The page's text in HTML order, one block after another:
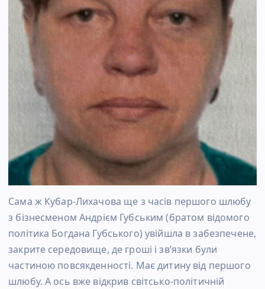
Сама ж Кубар-Лихачова ще з часів першого шлюбу
з бізнесменом Андрієм Губським (братом відомого
політика Богдана Губського) увійшла в забезпечене,
закрите середовище, де гроші і зв’язки були
частиною повсякденності. Має дитину від першого
шлюбу. А ось вже відкрив світсько-політичній